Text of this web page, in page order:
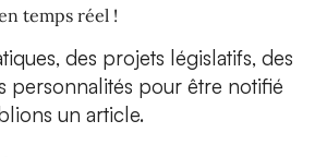
temps réel !
des projets législatifs, des
personnalités pour être notifié
un article.